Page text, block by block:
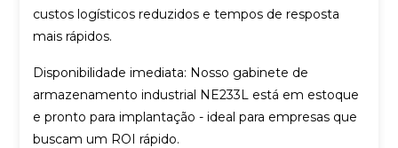
custos logísticos reduzidos e tempos de resposta
mais rápidos.
Disponibilidade imediata: Nosso gabinete de
armazenamento industrial NE233L está em estoque
e pronto para implantação - ideal para empresas que
buscam um ROI rápido.